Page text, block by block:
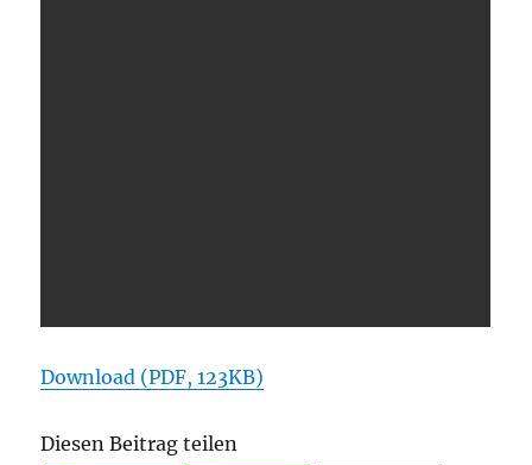
Download (PDF, 123KB)
Diesen Beitrag teilen